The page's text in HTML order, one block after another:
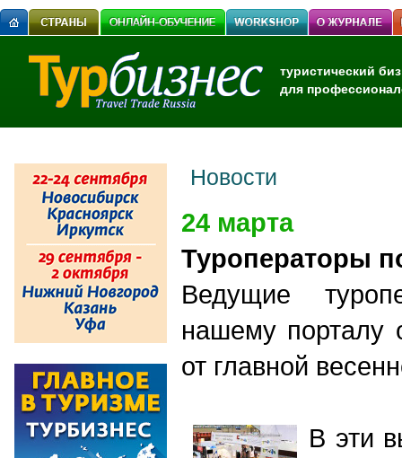
туристический
для
Новости
24 марта
Туроператоры
Ведущие
нашему порталу
от главной
В эти